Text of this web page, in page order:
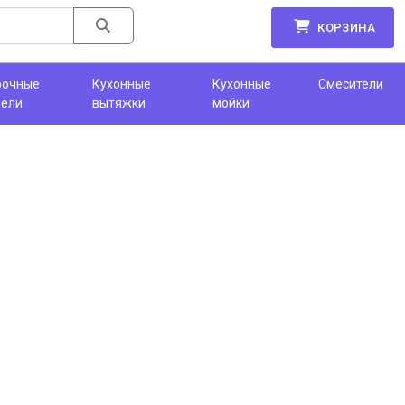
КОРЗИНА
Кухонные
вытяжки
Кухонные
мойки
Смесители